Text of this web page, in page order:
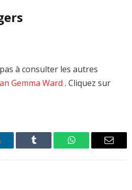
à consulter les autres
Gemma Ward . Cliquez sur
Tumblr WhatsAppEmail